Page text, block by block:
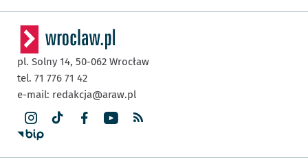
pl. Solny 14, 50-062 Wrocław
tel. 71 776 71 42
e-mail: redakcja@araw.pl